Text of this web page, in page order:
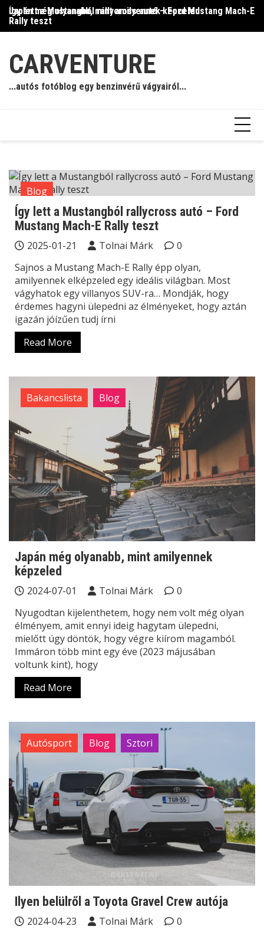
Skip
content
Így lett a Mustangból rallycross autó – Ford Mustang Mach-E
Rally teszt
Japán még olyanabb, mint amilyennek képzeled
CARVENTURE
...autós fotóblog egy benzinvérű vágyairól...
Blog
Így lett a Mustangból rallycross autó – Ford
Mustang Mach-E Rally teszt
2025-01-21 Tolnai Márk
0
Sajnos a Mustang Mach-E Rally épp olyan,
amilyennek elképzeled egy ideális világban. Most
vágyhatok egy villanyos SUV-ra… Mondják, hogy
érdemes hagyni ülepedni az élményeket, hogy aztán
igazán jóízűen tudj írni
Read More
Bakancslista Blog
Japán még olyanabb, mint amilyennek
képzeled
2024-07-01 Tolnai Márk
0
Nyugodtan kijelenthetem, hogy nem volt még olyan
élményem, amit ennyi ideig hagytam ülepedni,
mielőtt úgy döntök, hogy végre kiírom magamból.
Immáron több mint egy éve (2023 májusában
voltunk kint), hogy
Read More
Autósport Blog Sztori
Ilyen belülről a Toyota Gravel Crew autója
2024-04-23 Tolnai Márk
0